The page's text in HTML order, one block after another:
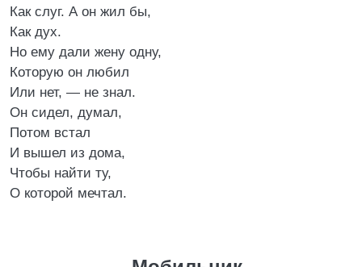
Как слуг. А он жил бы,
Как дух.
Но ему дали жену одну,
Которую он любил
Или нет, ― не знал.
Он сидел, думал,
Потом встал
И вышел из дома,
Чтобы найти ту,
О которой мечтал.